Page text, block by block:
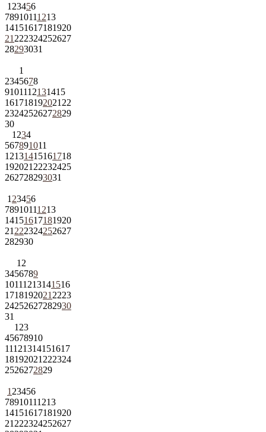
1 23456
78910111213
14151617181920
21 222324252627
28293031
1
2345678
9101112131415
161718192021 22
23242526272829
30
1 234
567891011
12131415161718
192021 22232425
262728293031
1 23456
78910111213
14151617181920
21 222324252627
282930
1 2
3456789
10111213141516
1718192021 2223
24252627282930
31
1 23
45678910
11121314151617
18192021 222324
2526272829
1 23456
78910111213
14151617181920
21 222324252627